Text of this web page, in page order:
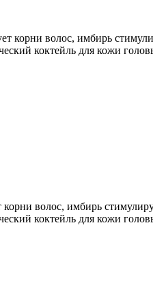
корни волос, имбирь
коктейль для кожи
волос, имбирь
коктейль для кожи